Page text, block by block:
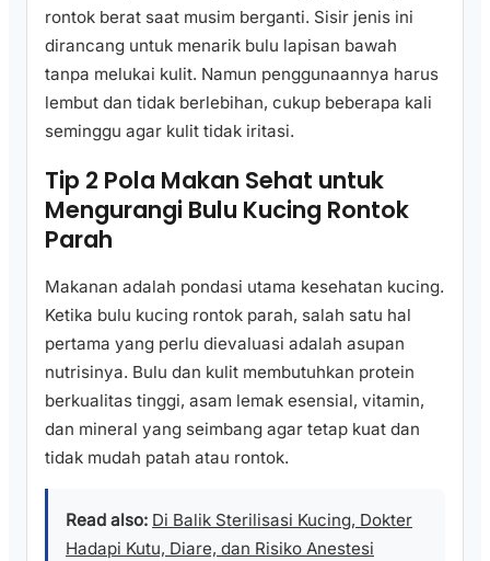
rontok berat saat musim berganti. Sisir jenis ini
dirancang untuk menarik bulu lapisan bawah
tanpa melukai kulit. Namun penggunaannya harus
lembut dan tidak berlebihan, cukup beberapa kali
seminggu agar kulit tidak iritasi.
Tip 2 Pola Makan Sehat untuk
Mengurangi Bulu Kucing Rontok
Parah
Makanan adalah pondasi utama kesehatan kucing.
Ketika bulu kucing rontok parah, salah satu hal
pertama yang perlu dievaluasi adalah asupan
nutrisinya. Bulu dan kulit membutuhkan protein
berkualitas tinggi, asam lemak esensial, vitamin,
dan mineral yang seimbang agar tetap kuat dan
tidak mudah patah atau rontok.
Read also: Di Balik Sterilisasi Kucing, Dokter
Hadapi Kutu, Diare, dan Risiko Anestesi